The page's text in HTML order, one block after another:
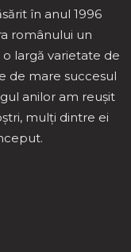
în anul 1996
românului un
largă varietate de
de mare succesul
anilor am reușit
mulți dintre ei